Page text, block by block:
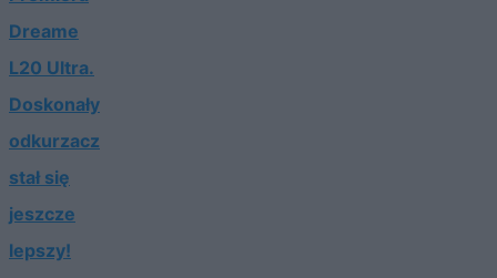
Dreame
L20 Ultra.
Doskonały
odkurzacz
stał się
jeszcze
lepszy!